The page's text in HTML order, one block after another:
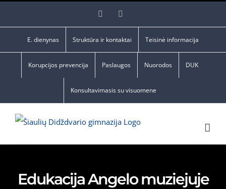
Facebook
E. dienynas Struktūra ir kontaktai Teisinė informacija
Korupcijos prevencija Paslaugos Nuorodos DUK
Konsultavimasis su visuomene
Edukacija Angelo muziejuje